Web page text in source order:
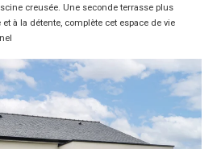
creusée. Une seconde terrasse plus
à la détente, complète cet espace de vie